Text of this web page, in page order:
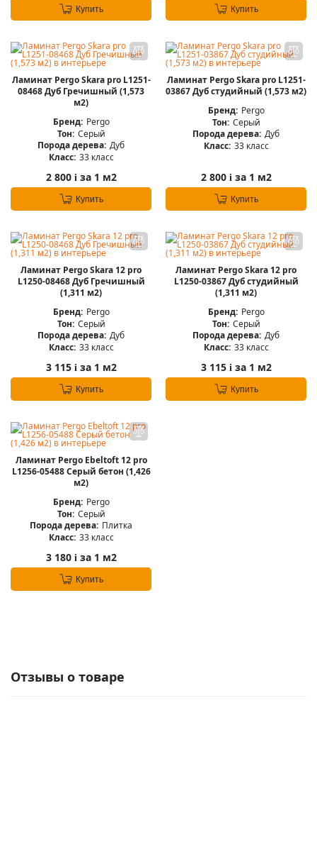
Купить Купить
Ламинат Pergo Skara pro L1251-
08468 Дуб Гречишный (1,573
м2)
Бренд: Pergo
Тон: Серый
Порода дерева: Дуб
Класс: 33 класс
2 800 iза 1 м2
Купить
Ламинат Pergo Skara pro L1251-
03867 Дуб студийный (1,573 м2)
Бренд: Pergo
Тон: Серый
Порода дерева: Дуб
Класс: 33 класс
2 800 iза 1 м2
Купить
Ламинат Pergo Skara 12 pro
L1250-08468 Дуб Гречишный
(1,311 м2)
Бренд: Pergo
Тон: Серый
Порода дерева: Дуб
Класс: 33 класс
3 115 iза 1 м2
Купить
Ламинат Pergo Skara 12 pro
L1250-03867 Дуб студийный
(1,311 м2)
Бренд: Pergo
Тон: Серый
Порода дерева: Дуб
Класс: 33 класс
3 115 iза 1 м2
Купить
Ламинат Pergo Ebeltoft 12 pro
L1256-05488 Серый бетон (1,426
м2)
Бренд: Pergo
Тон: Серый
Порода дерева: Плитка
Класс: 33 класс
3 180 iза 1 м2
Купить
Отзывы о товаре